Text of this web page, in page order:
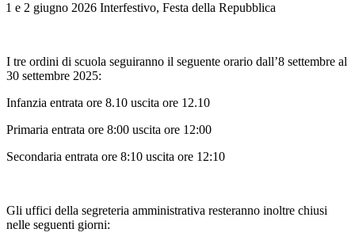
1 e 2 giugno 2026 Interfestivo, Festa della Repubblica
I tre ordini di scuola seguiranno il seguente orario dall’8 settembre al
30 settembre 2025:
Infanzia entrata ore 8.10 uscita ore 12.10
Primaria entrata ore 8:00 uscita ore 12:00
Secondaria entrata ore 8:10 uscita ore 12:10
Gli uffici della segreteria amministrativa resteranno inoltre chiusi
nelle seguenti giorni: